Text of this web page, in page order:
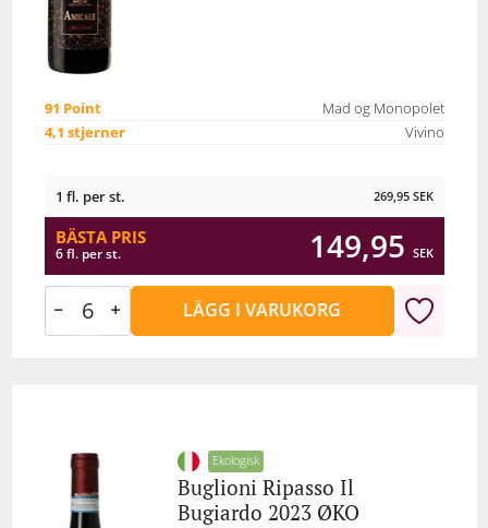
91 Point
Mad og Monopolet
4,1 stjerner
Vivino
1 fl. per st. 269,95 SEK
BÄSTA PRIS
6 fl. per st. 149,95 SEK
LÄGG I VARUKORG
Ekologisk
Buglioni Ripasso Il
Bugiardo 2023 ØKO